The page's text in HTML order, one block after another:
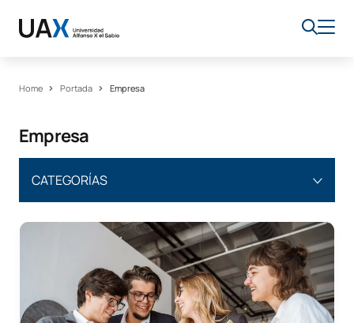
Home Portada Empresa
Empresa
CATEGORÍAS
Guías para elegir qué estudiar
FP